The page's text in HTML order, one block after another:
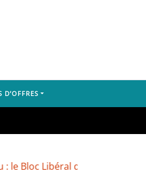
D’OFFRES
dénonce l’arrestation de